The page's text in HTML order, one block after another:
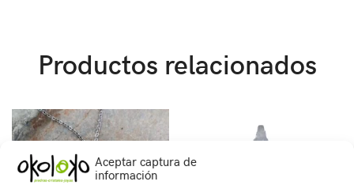
Aceptar captura de
información
Productos relacionados